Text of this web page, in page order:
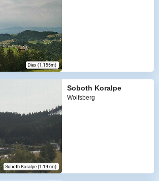
Soboth Koralpe
Wolfsberg